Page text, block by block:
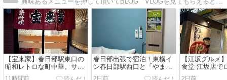
【宝来家】春日部駅東口の
昭和レトロな町中華。サー
ビス精神に感動！酢豚・餃
春日部出張で宿泊！東横イ
ン春日部駅西口と「やまや
新館」のランチが大満足で
【江坂グルメ
食堂 江坂店で
レーを実食！